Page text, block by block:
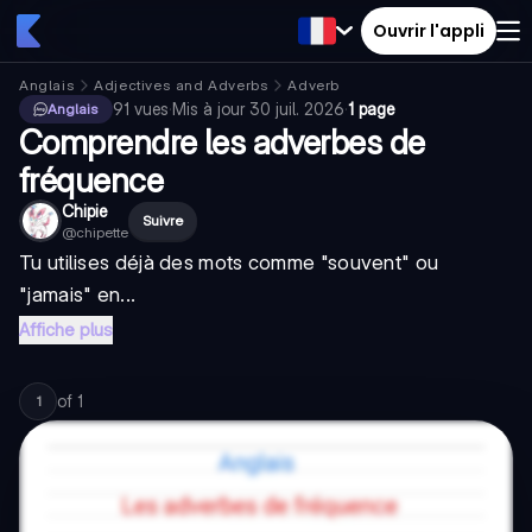
Ouvrir l'appli
Anglais Adjectives and Adverbs
Adverb
Anglais
91 vues·Mis à jour 30 juil. 2026·1 page
Comprendre les adverbes de
fréquence
Chipie
@chipette
Suivre
Tu utilises déjà des mots comme "souvent" ou
"jamais" en...
Affiche plus
1 of 1